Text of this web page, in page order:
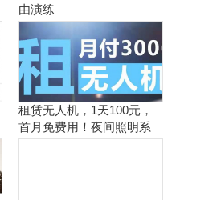
由演练
租赁无人机，1天100元，
首月免费用！夜间照明系
统施工、抢险、应急救援